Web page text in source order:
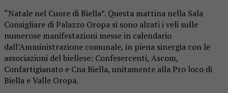
“Natale nel Cuore di Biella”. Questa mattina nella Sala
Consigliare di Palazzo Oropa si sono alzati i veli sulle
numerose manifestazioni messe in calendario
dall’Amministrazione comunale, in piena sinergia con le
associazioni del biellese: Confesercenti, Ascom,
Confartigianato e Cna Biella, unitamente alla Pro loco di
Biella e Valle Oropa.